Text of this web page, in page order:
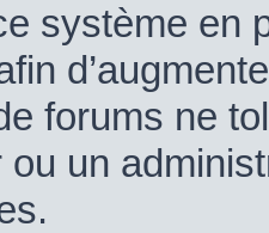
système en
forums ne
ou un